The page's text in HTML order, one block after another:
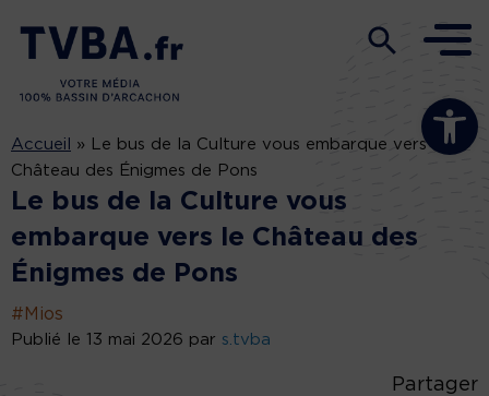
Ouvrir la
Accueil »
Le bus de la Culture vous embarque vers le
Château des Énigmes de Pons
Le bus de la Culture vous
embarque vers le Château des
Énigmes de Pons
#Mios
Publié le 13 mai 2026 par s.tvba
Partager